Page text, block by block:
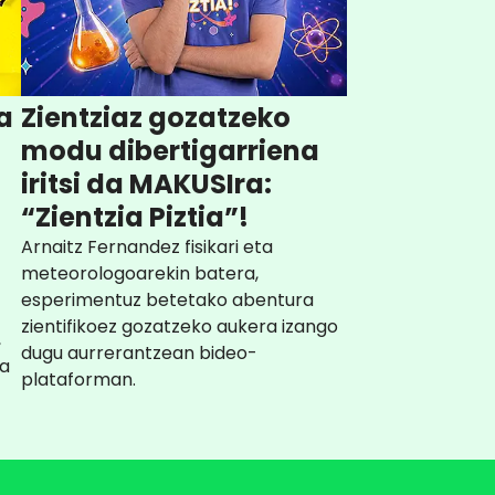
Zientziaz gozatzeko
modu dibertigarriena
iritsi da MAKUSIra:
“Zientzia Piztia”!
Arnaitz Fernandez fisikari eta
meteorologoarekin batera,
esperimentuz betetako abentura
zientifikoez gozatzeko aukera izango
dugu aurrerantzean bideo-
plataforman.